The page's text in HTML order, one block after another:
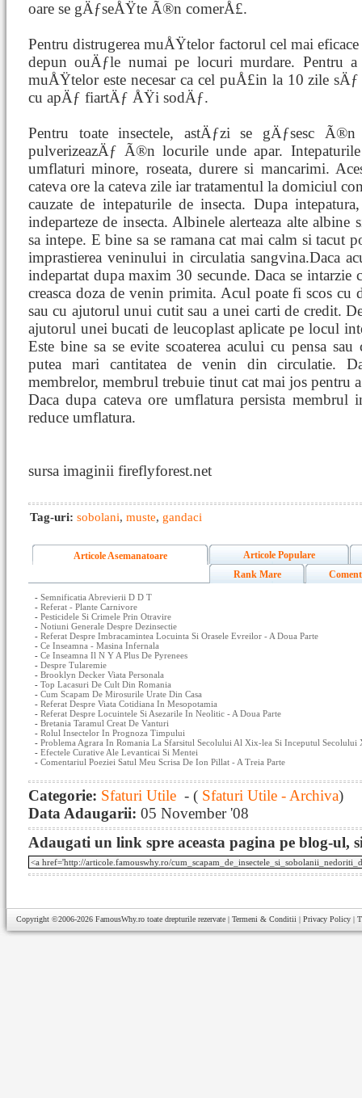
oare se gÄƒseÅŸte Ã®n comerÅ£.
Pentru distrugerea muÅŸtelor factorul cel mai
depun ouÄƒle numai pe locuri murdare. Pentru
muÅŸtelor este necesar ca cel puÅ£in la 10 zile
cu apÄƒ fiartÄƒ ÅŸi sodÄƒ.
Pentru toate insectele, astÄƒzi se gÄƒsesc Ã®n
pulverizeazÄƒ Ã®n locurile unde apar.
umflaturi minore, roseata, durere si mancarimi.
cateva ore la cateva zile iar tratamentul la domiciul
cauzate de intepaturile de insecta. Dupa
indeparteze de insecta. Albinele alerteaza alte albine
sa intepe. E bine sa se ramana cat mai calm si tacut
imprastierea veninului in circulatia sangvina.Daca
indepartat dupa maxim 30 secunde. Daca se intarzie
creasca doza de venin primita. Acul poate fi scos cu
sau cu ajutorul unui cutit sau a unei carti de credit.
ajutorul unei bucati de leucoplast aplicate pe locul
Este bine sa se evite scoaterea acului cu pensa sau
putea mari cantitatea de venin din circulatie.
membrelor, membrul trebuie tinut cat mai jos pentru
Daca dupa cateva ore umflatura persista membrul
reduce umflatura.
sursa imaginii fireflyforest.net
Tag-uri: sobolani, muste, gandaci
Articole Asemanatoare
Articole Populare
Rank Mare
- Semnificatia Abrevierii D D T
- Referat - Plante Carnivore
- Pesticidele Si Crimele Prin Otravire
- Notiuni Generale Despre Dezinsectie
- Referat Despre Imbracamintea Locuinta Si Orasele Evreilor - A Doua Parte
- Ce Inseamna - Masina Infernala
- Ce Inseamna Il N Y A Plus De Pyrenees
- Despre Tularemie
- Brooklyn Decker Viata Personala
- Top Lacasuri De Cult Din Romania
- Cum Scapam De Mirosurile Urate Din Casa
- Referat Despre Viata Cotidiana In Mesopotamia
- Referat Despre Locuintele Si Asezarile In Neolitic - A Doua Parte
- Bretania Taramul Creat De Vanturi
- Rolul Insectelor In Prognoza Timpului
- Problema Agrara In Romania La Sfarsitul Secolului Al Xix-lea Si Inceputul Secolului
- Efectele Curative Ale Levanticai Si Mentei
- Comentariul Poeziei Satul Meu Scrisa De Ion Pillat - A Treia Parte
Categorie: Sfaturi Utile - ( Sfaturi Utile - Archiva)
Data Adaugarii: 05 November '08
Adaugati un link spre aceasta pagina pe blog-ul,
Copyright ©2006-2026 FamousWhy.ro toate drepturile rezervate | Termeni & Conditii | Privacy Policy |